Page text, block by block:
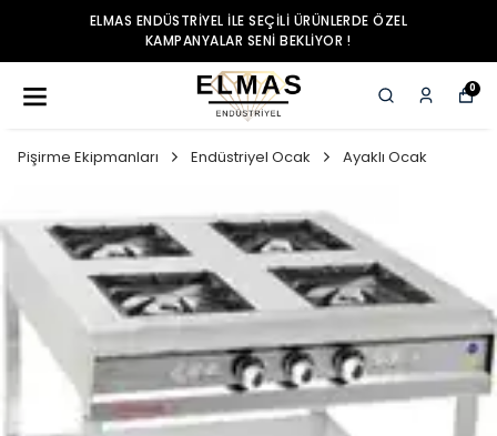
ELMAS ENDÜSTRIYEL ILE SEÇILI ÜRÜNLERDE ÖZEL
KAMPANYALAR SENI BEKLIYOR !
0
Pişirme Ekipmanları Endüstriyel Ocak Ayaklı Ocak